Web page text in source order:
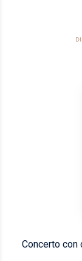
Concerto con